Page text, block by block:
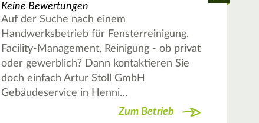
Keine Bewertungen
Auf der Suche nach einem
Handwerksbetrieb für Fensterreinigung,
Facility-Management, Reinigung - ob privat
oder gewerblich? Dann kontaktieren Sie
doch einfach Artur Stoll GmbH
Gebäudeservice in Henni…
Zum Betrieb